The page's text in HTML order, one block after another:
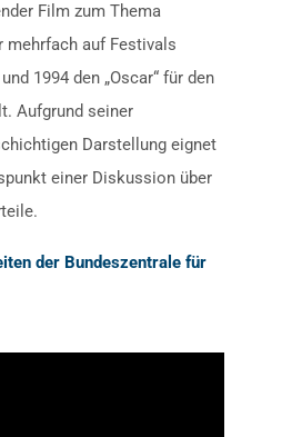
Film zum Thema
auf Festivals
1994 den „Oscar“ für den
Aufgrund seiner
Darstellung eignet
einer Diskussion über
der Bundeszentrale für